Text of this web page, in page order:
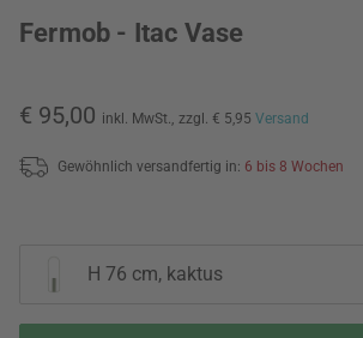
Fermob - Itac Vase
€ 95,00 inkl. MwSt., zzgl. € 5,95 Versand
Gewöhnlich versandfertig in: 6 bis 8 Wochen
H 76 cm, kaktus